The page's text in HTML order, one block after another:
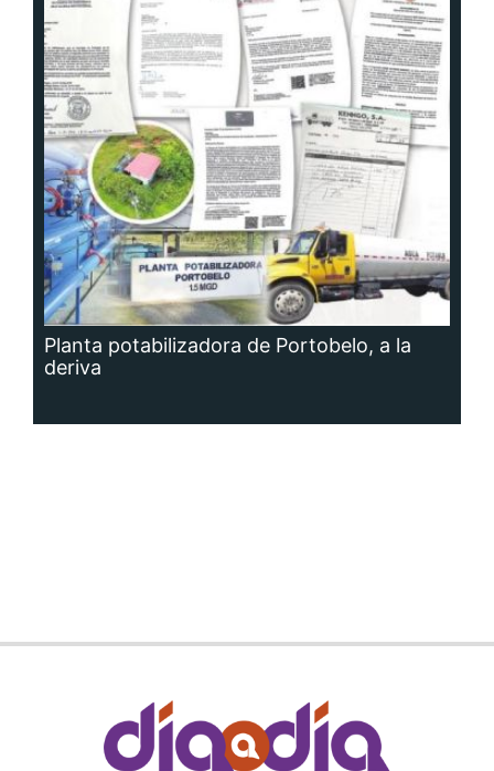
Planta potabilizadora de Portobelo, a la
deriva